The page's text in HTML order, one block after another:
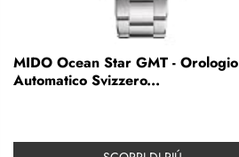
MIDO Ocean Star GMT - Orologio
Automatico Svizzero...